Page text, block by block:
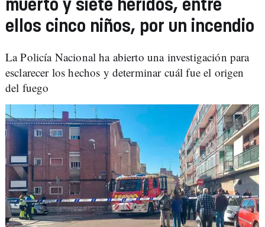
muerto y siete heridos, entre
ellos cinco niños, por un incendio
La Policía Nacional ha abierto una investigación para
esclarecer los hechos y determinar cuál fue el origen
del fuego